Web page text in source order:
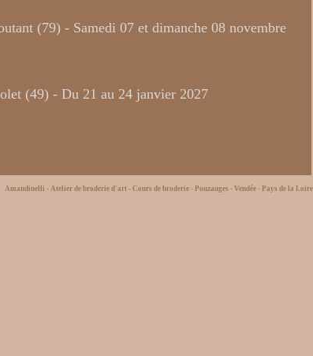
(79) - Samedi 07 et dimanche 08 novembre
(49) - Du 21 au 24 janvier 2027
Amandinelli - Atelier de broderie d'art - Cours de broderie - Pouzauges - Vendée - Pays de la Loire